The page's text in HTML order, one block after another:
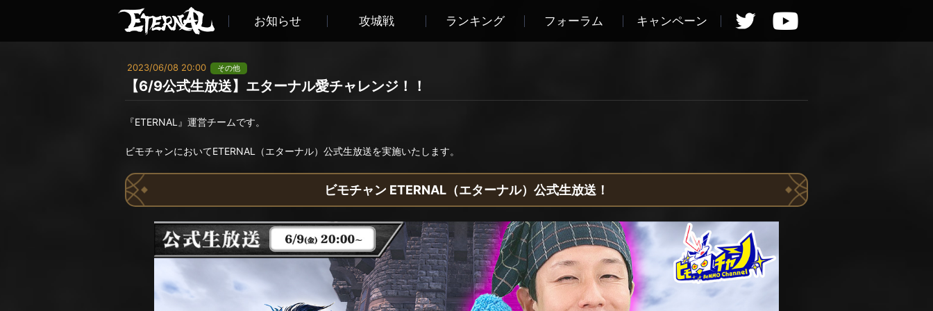
お知らせ 攻城戦 ランキング フォーラム キャンペーン
2023/06/08 20:00 その他
【6/9公式生放送】エターナル愛チャレンジ！！
『ETERNAL』運営チームです。
ビモチャンにおいてETERNAL（エターナル）公式生放送を実施いたします。
ビモチャン ETERNAL（エターナル）公式生放送！